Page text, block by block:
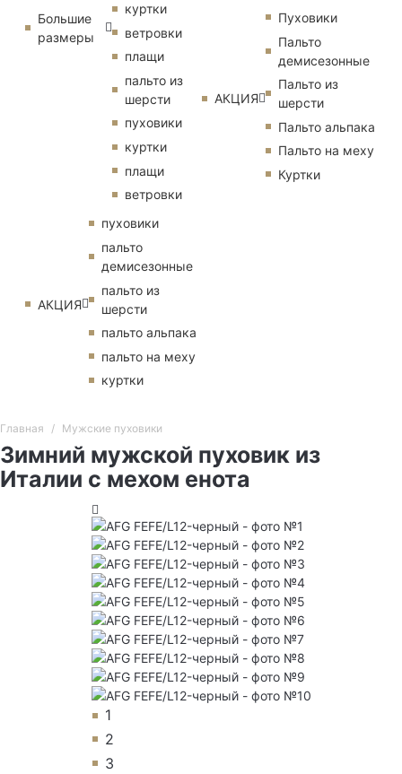
Большие
размеры
куртки
ветровки
плащи
пальто из
шерсти
пуховики
куртки
плащи
ветровки
АКЦИЯ
пуховики
пальто
демисезонные
пальто из
шерсти
пальто альпака
пальто на меху
куртки
АКЦИЯ
Пуховики
Пальто
демисезонные
Пальто из
шерсти
Пальто альпака
Пальто на меху
Куртки
Главная Мужские пуховики
Зимний мужской пуховик из
Италии с мехом енота
1
2
3